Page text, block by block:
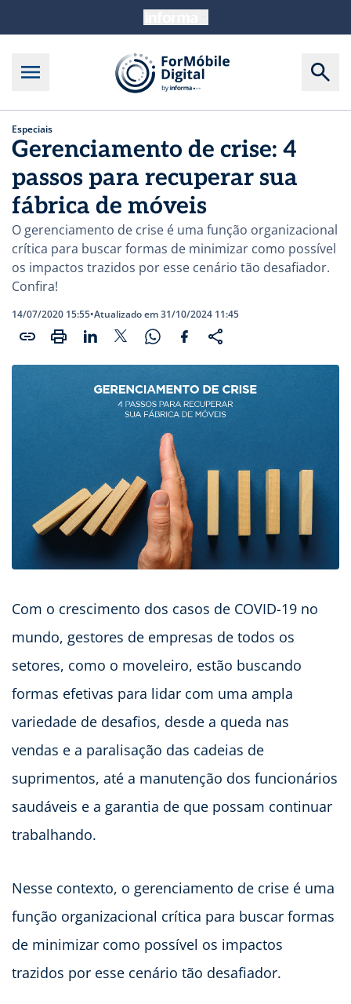
Especiais
Gerenciamento de crise: 4
passos para recuperar sua
fábrica de móveis
O gerenciamento de crise é uma função organizacional
crítica para buscar formas de minimizar como possível
os impactos trazidos por esse cenário tão desafiador.
Confira!
14/07/2020 15:55•Atualizado em 31/10/2024 11:45
Com o crescimento dos casos de COVID-19 no
mundo, gestores de empresas de todos os
setores, como o moveleiro, estão buscando
formas efetivas para lidar com uma ampla
variedade de desafios, desde a queda nas
vendas e a paralisação das cadeias de
suprimentos, até a manutenção dos funcionários
saudáveis e a garantia de que possam continuar
trabalhando.
Nesse contexto, o gerenciamento de crise é uma
função organizacional crítica para buscar formas
de minimizar como possível os impactos
trazidos por esse cenário tão desafiador.